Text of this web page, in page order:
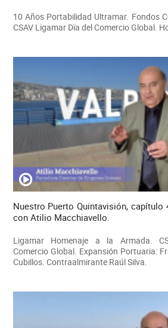
10 Años Portabilidad Ultramar. Fondos
CSAV Ligamar Dïa del Comercio Global.
Nuestro Puerto Quintavisión, capítulo
con Atilio Macchiavello.
Ligamar Homenaje a la Armada.
Comercio Global. Expansión Portuaria:
Cubillos. Contraalmirante Raúl Silva.